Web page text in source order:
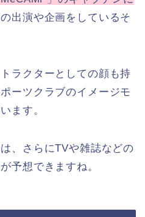
出演や企画をしているそ
ラクターとしての顔も持
ーツクラブのイメージモ
ます。
、さらにTVや雑誌などの
予想できますね。